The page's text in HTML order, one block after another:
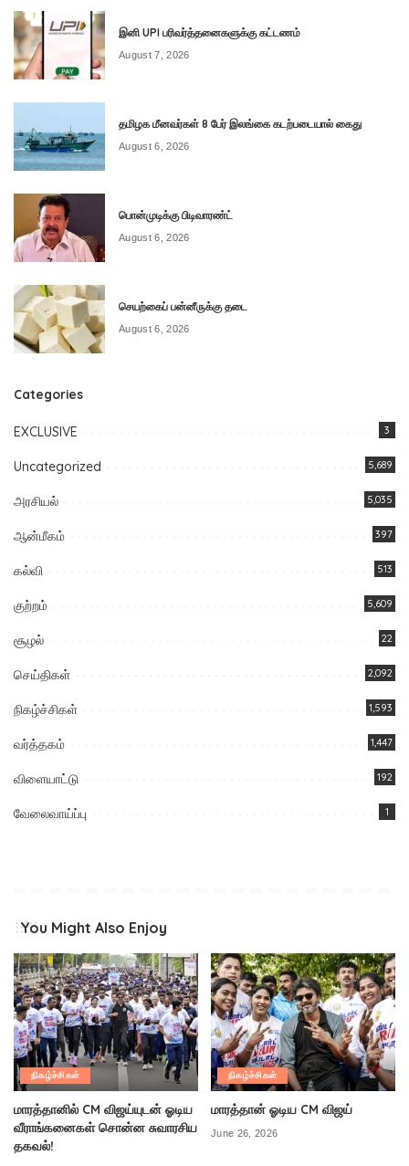
இனி UPI பரிவர்த்தனைகளுக்கு கட்டணம்
August 7, 2026
தமிழக மீனவர்கள் 8 பேர் இலங்கை கடற்படையால் கைது
August 6, 2026
பொன்முடிக்கு பிடிவாரண்ட்
August 6, 2026
செயற்கைப் பன்னீருக்கு தடை
August 6, 2026
Categories
EXCLUSIVE 3
Uncategorized 5,689
அரசியல் 5,035
ஆன்மீகம் 397
கல்வி 513
குற்றம் 5,609
சூழல் 22
செய்திகள் 2,092
நிகழ்ச்சிகள் 1,593
வர்த்தகம் 1,447
விளையாட்டு 192
வேலைவாய்ப்பு 1
You Might Also Enjoy
நிகழ்ச்சிகள்
மாரத்தானில் CM விஜய்யுடன் ஓடிய
வீராங்கனைகள் சொன்ன சுவாரசிய
தகவல்!
நிகழ்ச்சிகள்
மாரத்தான் ஓடிய CM விஜய்
June 26, 2026